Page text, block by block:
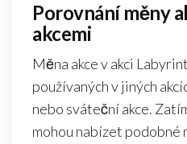
Porovnání měny
akcemi
Měna akce v akci
používaných v jiných
nebo sváteční akce.
mohou nabízet